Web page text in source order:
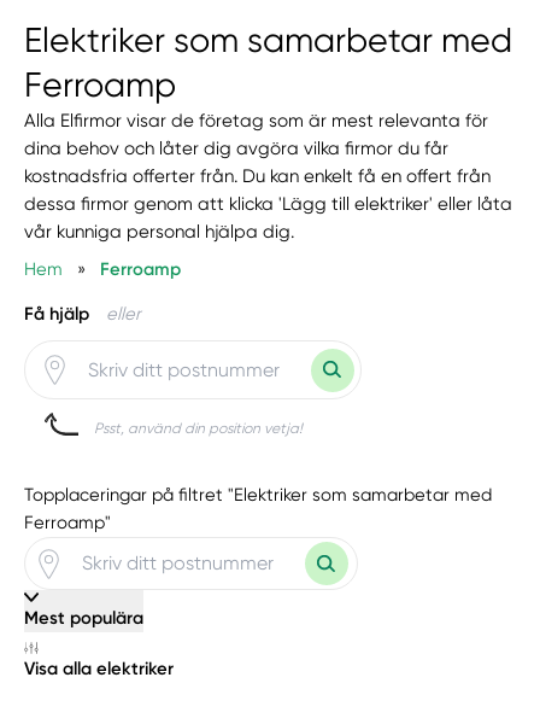
Elektriker som samarbetar med
Ferroamp
Alla Elfirmor visar de företag som är mest relevanta för
dina behov och låter dig avgöra vilka firmor du får
kostnadsfria offerter från. Du kan enkelt få en offert från
dessa firmor genom att klicka 'Lägg till elektriker' eller låta
vår kunniga personal hjälpa dig.
Hem
» Ferroamp
Få hjälp eller
Psst, använd din position vetja!
Topplaceringar på filtret "Elektriker som samarbetar med
Ferroamp"
Mest populära
Visa alla elektriker